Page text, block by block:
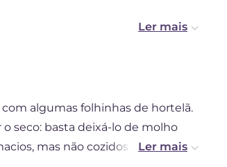
algumas folhinhas de hortelã.
seco: basta deixá-lo de molho
mas não cozidos demais. A